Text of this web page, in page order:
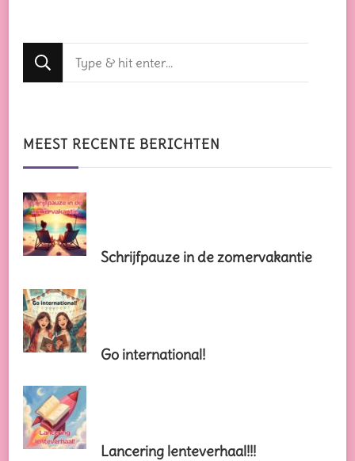
Op
zoek
iets?
MEEST RECENTE BERICHTEN
Schrijfpauze in de zomervakantie
Go international!
Lancering lenteverhaal!!!